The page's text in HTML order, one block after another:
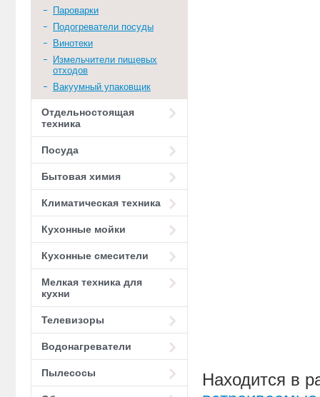
Пароварки
Подогреватели посуды
Винотеки
Измельчители пищевых
отходов
Вакуумный упаковщик
Отдельностоящая
техника
Посуда
Бытовая химия
Климатическая техника
Кухонные мойки
Кухонные смесители
Мелкая техника для
кухни
Телевизоры
Водонагреватели
Пылесосы
Находится в